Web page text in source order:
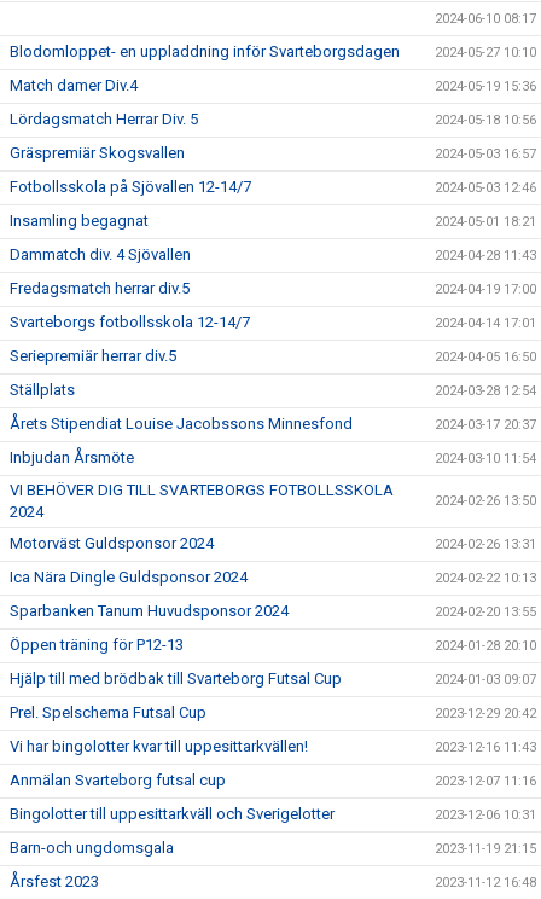
2024-06-10 08:17
Blodomloppet- en uppladdning inför Svarteborgsdagen 2024-05-27 10:10
Match damer Div.4 2024-05-19 15:36
Lördagsmatch Herrar Div. 5 2024-05-18 10:56
Gräspremiär Skogsvallen 2024-05-03 16:57
Fotbollsskola på Sjövallen 12-14/7 2024-05-03 12:46
Insamling begagnat 2024-05-01 18:21
Dammatch div. 4 Sjövallen 2024-04-28 11:43
Fredagsmatch herrar div.5 2024-04-19 17:00
Svarteborgs fotbollsskola 12-14/7 2024-04-14 17:01
Seriepremiär herrar div.5 2024-04-05 16:50
Ställplats 2024-03-28 12:54
Årets Stipendiat Louise Jacobssons Minnesfond 2024-03-17 20:37
Inbjudan Årsmöte 2024-03-10 11:54
VI BEHÖVER DIG TILL SVARTEBORGS FOTBOLLSSKOLA
2024
2024-02-26 13:50
Motorväst Guldsponsor 2024 2024-02-26 13:31
Ica Nära Dingle Guldsponsor 2024 2024-02-22 10:13
Sparbanken Tanum Huvudsponsor 2024 2024-02-20 13:55
Öppen träning för P12-13 2024-01-28 20:10
Hjälp till med brödbak till Svarteborg Futsal Cup 2024-01-03 09:07
Prel. Spelschema Futsal Cup 2023-12-29 20:42
Vi har bingolotter kvar till uppesittarkvällen! 2023-12-16 11:43
Anmälan Svarteborg futsal cup 2023-12-07 11:16
Bingolotter till uppesittarkväll och Sverigelotter 2023-12-06 10:31
Barn-och ungdomsgala 2023-11-19 21:15
Årsfest 2023 2023-11-12 16:48